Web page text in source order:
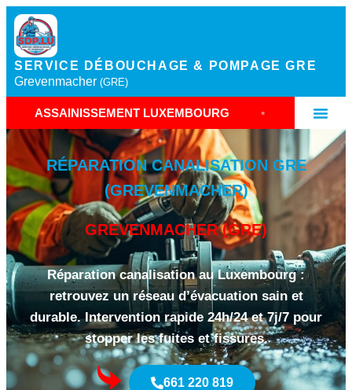
SERVICE DÉBOUCHAGE & POMPAGE GRE
Grevenmacher (GRE)
LUXEMBOURG • RÉPARATION FUITE
RÉPARATION CANALISATION GRE
(GREVENMACHER)
GREVENMACHER (GRE)
Réparation canalisation au Luxembourg :
retrouvez un réseau d’évacuation sain et
durable. Intervention rapide 24h/24 et 7j/7 pour
stopper les fuites et fissures.
661 220 819